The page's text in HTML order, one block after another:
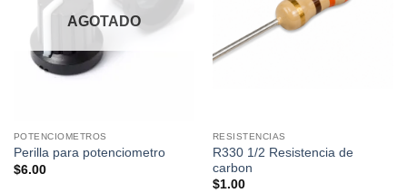
AGOTADO
POTENCIOMETROS
Perilla para potenciometro
$6.00
RESISTENCIAS
R330 1/2 Resistencia de
carbon
$1.00